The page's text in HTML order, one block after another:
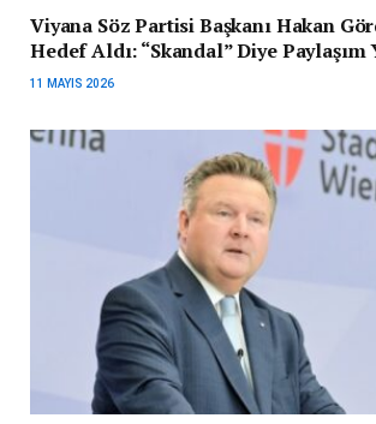
Viyana Söz Partisi Başkanı Hakan
Hedef Aldı: “Skandal” Diye Paylaşım
11 MAYIS 2026